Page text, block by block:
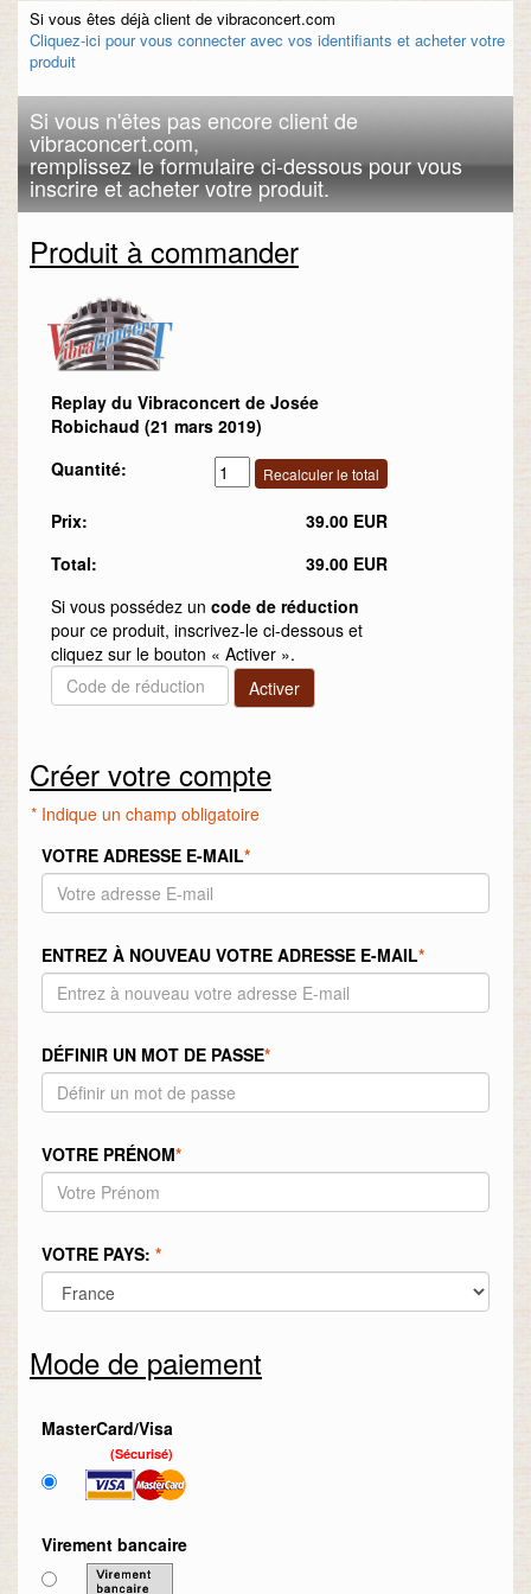
Si vous êtes déjà client de vibraconcert.com
Cliquez-ici pour vous connecter avec vos identifiants et acheter votre
produit
Si vous n'êtes pas encore client de
vibraconcert.com,
remplissez le formulaire ci-dessous pour vous
inscrire et acheter votre produit.
Produit à commander
Replay du Vibraconcert de Josée
Robichaud (21 mars 2019)
Quantité:
Prix:
39.00 EUR
Total:
39.00 EUR
Si vous possédez un code de réduction
pour ce produit, inscrivez-le ci-dessous et
cliquez sur le bouton « Activer ».
Créer votre compte
* Indique un champ obligatoire
VOTRE ADRESSE E-MAIL*
ENTREZ À NOUVEAU VOTRE ADRESSE E-MAIL*
DÉFINIR UN MOT DE PASSE*
VOTRE PRÉNOM*
VOTRE PAYS: *
Mode de paiement
MasterCard/Visa
(Sécurisé)
Virement bancaire